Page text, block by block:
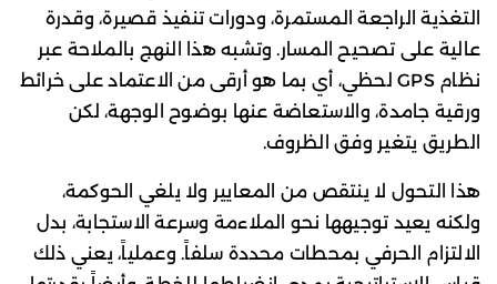
التغذية الراجعة المستمرة، ودورات تنفيذ قصيرة، وقدرة
عالية على تصحيح المسار. وتشبه هذا النهج بالملاحة عبر
نظام GPS لحظي، أي بما هو أرقى من الاعتماد على خرائط
ورقية جامدة، والاستعاضة عنها بوضوح الوجهة، لكن
الطريق يتغير وفق الظروف.
هذا التحول لا ينتقص من المعايير ولا يلغي الحوكمة،
ولكنه يعيد توجيهها نحو الملاءمة وسرعة الاستجابة، بدل
الالتزام الحرفي بمحطات محددة سلفاً. وعملياً، يعني ذلك